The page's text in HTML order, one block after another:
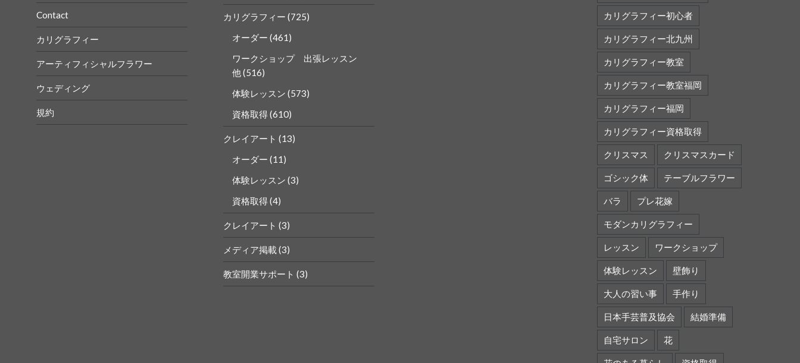
Contact
カリグラフィー
アーティフィシャルフラワー
ウェディング
規約
カリグラフィー初心者
カリグラフィー北九州
カリグラフィー教室
カリグラフィー教室福岡
カリグラフィー福岡
カリグラフィー資格取得
クリスマス クリスマスカード
ゴシック体 テーブルフラワー
バラ プレ花嫁
モダンカリグラフィー
レッスン ワークショップ
体験レッスン 壁飾り
大人の習い事 手作り
日本手芸普及協会 結婚準備
自宅サロン 花
カリグラフィー (725)
オーダー (461)
ワークショップ 出張レッスン
他(516)
体験レッスン (573)
資格取得(610)
クレイアート (13)
オーダー (11)
体験レッスン (3)
資格取得(4)
クレイアート (3)
メディア掲載(3)
教室開業サポート (3)